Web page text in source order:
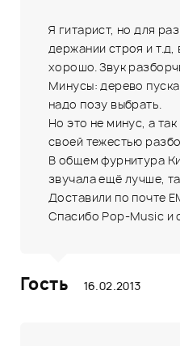
Я гитарист, но для
держании строя и т.д,
хорошо. Звук
Минусы: дерево
надо позу выбрать.
Но это не минус, а
своей тежестью
В общем фурнитура
звучала ещё лучше,
Доставили по почте
Спасибо Pop-Music и
Гость 16.02.2013